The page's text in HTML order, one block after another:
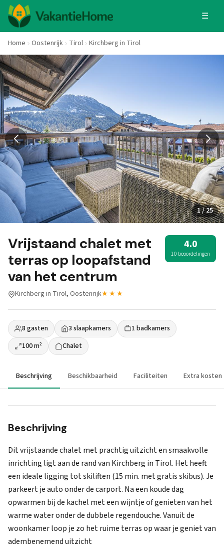
☰
Home Oostenrijk Tirol Kirchberg in Tirol
1 / 25
Vrijstaand chalet met
terras op loopafstand
van het centrum
4.0
10 beoordelingen
Kirchberg in Tirol, Oostenrijk★★★
8 gasten 3 slaapkamers
1 badkamers
100 m²
Chalet
Beschrijving Beschikbaarheid Faciliteiten Extra kosten
Beschrijving
Dit vrijstaande chalet met prachtig uitzicht en smaakvolle
inrichting ligt aan de rand van Kirchberg in Tirol. Het heeft
een ideale ligging tot skiliften (15 min. met gratis skibus). Je
parkeert je auto onder de carport. Na een koude dag
opwarmen bij de kachel met een wijntje of genieten van het
warme water onder de dubbele regendouche. Vanuit de
woonkamer loop je zo het ruime terras op waar je geniet van
adembenemend uitzicht